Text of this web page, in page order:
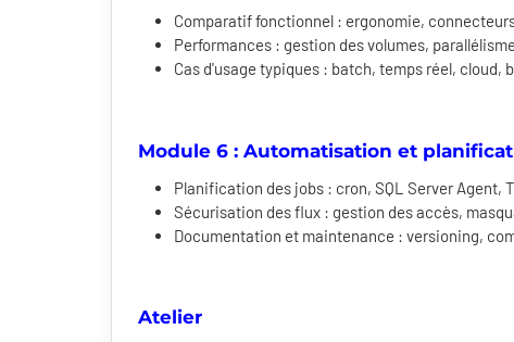
Comparatif fonctionnel : ergonomie,
Performances : gestion des volumes,
Cas d'usage typiques : batch, temps réel, cloud,
Module 6 : Automatisation et
Planification des jobs : cron, SQL Server Agent,
Sécurisation des flux : gestion des accès,
Documentation et maintenance : versioning,
Atelier